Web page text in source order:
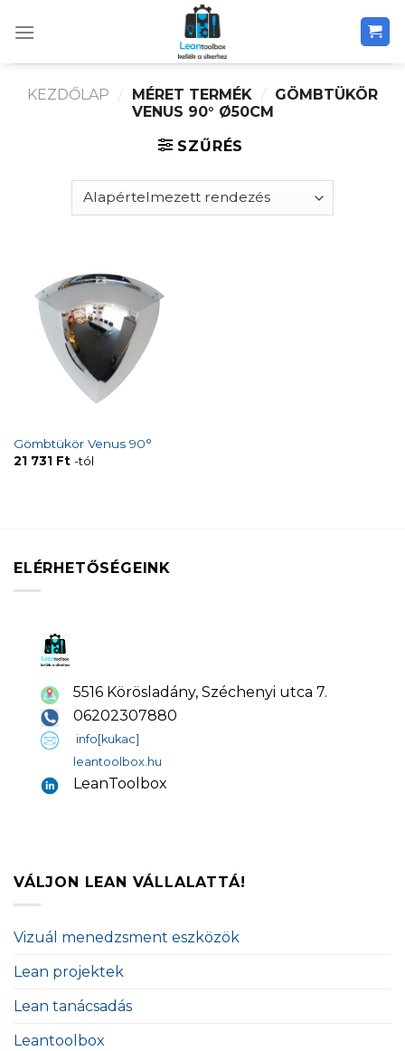
KEZDŐLAP / MÉRET TERMÉK / GÖMBTÜKÖR
VENUS 90° Ø50CM
SZŰRÉS
Gömbtükör Venus 90°
21 731 Ft-tól
ELÉRHETŐSÉGEINK
5516 Körösladány, Széchenyi utca 7.
06202307880
info[kukac]
leantoolbox.hu
LeanToolbox
VÁLJON LEAN VÁLLALATTÁ!
Vizuál menedzsment eszközök
Lean projektek
Lean tanácsadás
Leantoolbox